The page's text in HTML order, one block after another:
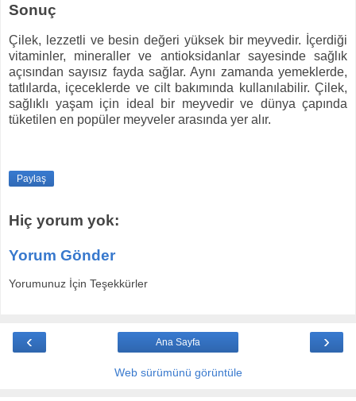
Sonuç
Çilek, lezzetli ve besin değeri yüksek bir meyvedir. İçerdiği
vitaminler, mineraller ve antioksidanlar sayesinde sağlık
açısından sayısız fayda sağlar. Aynı zamanda yemeklerde,
tatlılarda, içeceklerde ve cilt bakımında kullanılabilir. Çilek,
sağlıklı yaşam için ideal bir meyvedir ve dünya çapında
tüketilen en popüler meyveler arasında yer alır.
Paylaş
Hiç yorum yok:
Yorum Gönder
Yorumunuz İçin Teşekkürler
‹ ›
Ana Sayfa
Web sürümünü görüntüle